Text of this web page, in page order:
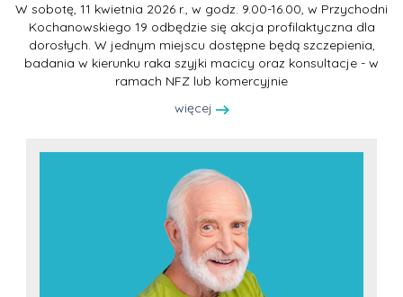
W sobotę, 11 kwietnia 2026 r., w godz. 9.00-16.00, w Przychodni
Kochanowskiego 19 odbędzie się akcja profilaktyczna dla
dorosłych. W jednym miejscu dostępne będą szczepienia,
badania w kierunku raka szyjki macicy oraz konsultacje - w
ramach NFZ lub komercyjnie
więcej